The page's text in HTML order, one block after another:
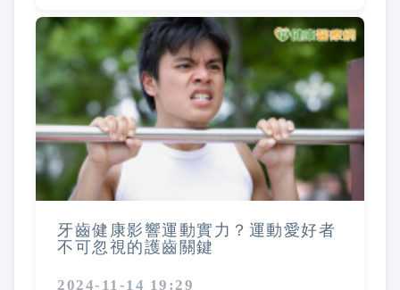
牙齒健康影響運動實力？運動愛好者
不可忽視的護齒關鍵
2024-11-14 19:29